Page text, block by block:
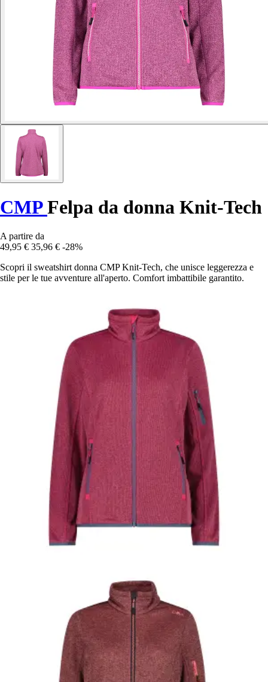
CMPFelpa da donna Knit-Tech
A partire da
49,95 € 35,96 € -28%
Scopri il sweatshirt donna CMP Knit-Tech, che unisce leggerezza e
stile per le tue avventure all'aperto. Comfort imbattibile garantito.